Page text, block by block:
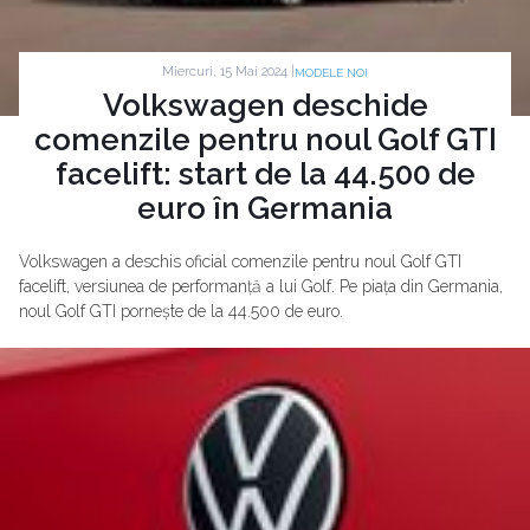
Miercuri, 15 Mai 2024 | MODELE NOI
Volkswagen deschide
comenzile pentru noul Golf GTI
facelift: start de la 44.500 de
euro în Germania
Volkswagen a deschis oficial comenzile pentru noul Golf GTI
facelift, versiunea de performanță a lui Golf. Pe piața din Germania,
noul Golf GTI pornește de la 44.500 de euro.